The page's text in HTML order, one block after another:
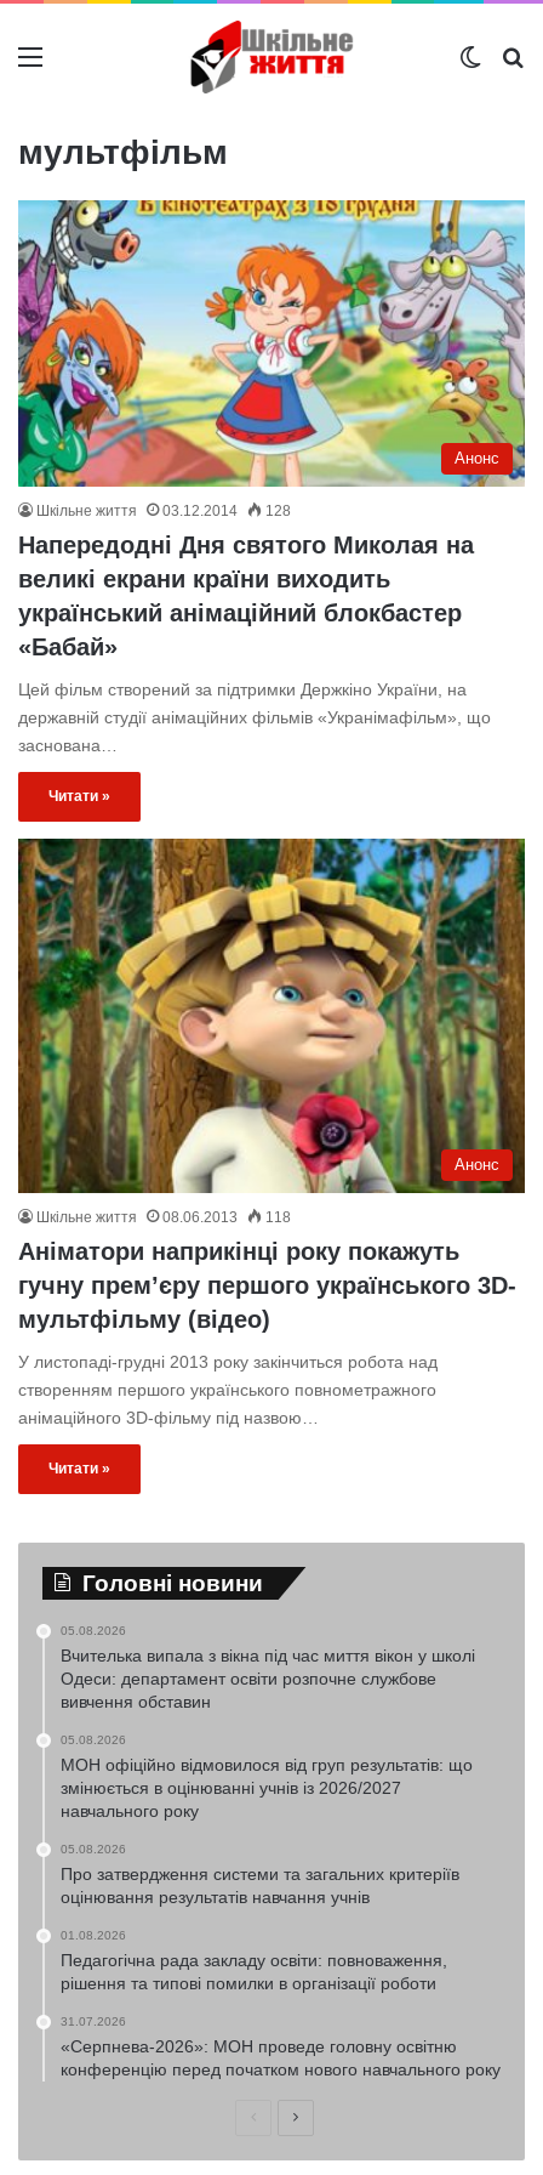
Меню
мультфільм
Анонс
Шкільне життя 03.12.2014 128
Напередодні Дня святого Миколая на
великі екрани країни виходить
український анімаційний блокбастер
«Бабай»
Цей фільм створений за підтримки Держкіно України, на
державній студії анімаційних фільмів «Укранімафільм», що
заснована…
Читати »
Анонс
Шкільне життя 08.06.2013 118
Аніматори наприкінці року покажуть
гучну прем’єру першого українського 3D-
мультфільму (відео)
У листопаді-грудні 2013 року закінчиться робота над
створенням першого українського повнометражного
анімаційного 3D-фільму під назвою…
Читати »
Головні новини
05.08.2026
Вчителька випала з вікна під час миття вікон у школі
Одеси: департамент освіти розпочне службове
вивчення обставин
05.08.2026
МОН офіційно відмовилося від груп результатів: що
змінюється в оцінюванні учнів із 2026/2027
навчального року
05.08.2026
Про затвердження системи та загальних критеріїв
оцінювання результатів навчання учнів
01.08.2026
Педагогічна рада закладу освіти: повноваження,
рішення та типові помилки в організації роботи
31.07.2026
«Серпнева-2026»: МОН проведе головну освітню
конференцію перед початком нового навчального року
ПопередняНаступна